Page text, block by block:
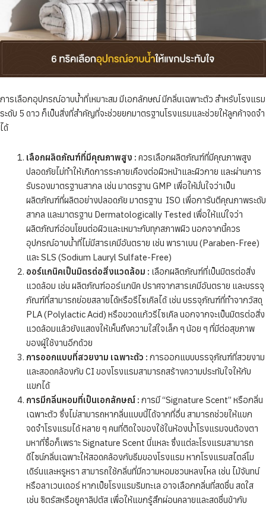
การเลือกอุปกรณ์อาบน้ำที่เหมาะสม มีเอกลักษณ์ มีกลิ่นเฉพาะตัว สำหรับโรงแรม
ระดับ 5 ดาว ก็เป็นสิ่งที่สำคัญที่จะช่วยยกมาตรฐานโรงแรมและช่วยให้ลูกค้าจดจำ
ได้
เลือกผลิตภัณฑ์ที่มีคุณภาพสูง : ควรเลือกผลิตภัณฑ์ที่มีคุณภาพสูง
ปลอดภัยไม่ทำให้เกิดการระคายเคืองต่อผิวหน้าและผิวกาย และผ่านการ
รับรองมาตรฐานสากล ​เช่น มาตรฐาน GMP เพื่อให้มั่นใจว่าเป็น
ผลิตภัณฑ์ที่ผลิตอย่างปลอดภัย มาตรฐาน ISO เพื่อการันตีคุณภาพระดับ
สากล และมาตรฐาน Dermatologically Tested เพื่อให้แน่ใจว่า
ผลิตภัณฑ์อ่อนโยนต่อผิวและเหมาะกับทุกสภาพผิว นอกจากนี้ควร
อุปกรณ์อาบน้ำที่ไม่มีสารเคมีอันตราย เช่น พาราเบน (Paraben-Free)
และ SLS (Sodium Lauryl Sulfate-Free)
ออร์แกนิคเป็นมิตรต่อสิ่งแวดล้อม : เลือกผลิตภัณฑ์ที่เป็นมิตรต่อสิ่ง
แวดล้อม เช่น ผลิตภัณฑ์ออร์แกนิค ปราศจากสารเคมีอันตราย และบรรจุ
ภัณฑ์ที่สามารถย่อยสลายได้หรือรีไซเคิลได้ เช่น บรรจุภัณฑ์ที่ทำจากวัสดุ
PLA (Polylactic Acid) หรือขวดแก้วรีไซเคิล ​นอกจากจะเป็นมิตรต่อสิ่ง
แวดล้อมแล้วยังแสดงให้เห็นถึงความใส่ใจเล็ก ๆ น้อย ๆ ที่มีต่อสุขภาพ
ของผู้ใช้งานอีกด้วย
การออกแบบที่สวยงาม เฉพาะตัว : การออกแบบบรรจุภัณฑ์ที่สวยงาม
และสอดคล้องกับ CI ของโรงแรมสามารถสร้างความประทับใจให้กับ
แขกได้​
การมีกลิ่นหอมที่เป็นเอกลักษณ์ : การมี “Signature Scent” หรือกลิ่น
เฉพาะตัว ซึ่งไม่สามารถหากลิ่นแบบนี้ได้จากที่อื่น สามารถช่วยให้แขก
จดจำโรงแรมได้​ หลาย ๆ คนที่ติดใจของใช้ในห้องน้ำโรงแรมจนต้องตา
มหาที่ซื้อก็เพราะ Signature Scent นี่แหละ ซึ่งแต่ละโรงแรมสามารถ
ดีไซน์กลิ่นเฉพาะให้สอดคล้องกับธีมของโรงแรม หากโรงแรมสไตล์โม
เดิร์นและหรูหรา สามารถใช้กลิ่นที่มีความหอมชวนหลงไหล เช่น ไม้จันทน์
หรือลาเวนเดอร์ หากเป็ยโรงแรมริมทะเล อาจเลือกกลิ่นที่สดชื่น สดใส
เช่น ซิตรัสหรือยูคาลิปตัส เพื่อให้แขกรู้สึกผ่อนคลายและสดชื่นข้ากับ